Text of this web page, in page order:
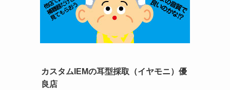
カスタムIEMの耳型採取（イヤモニ）優
良店